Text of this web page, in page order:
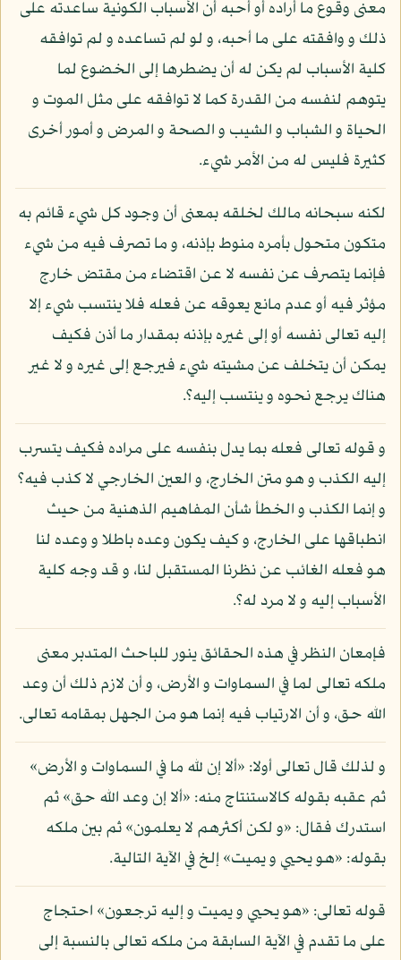
معنى وقوع ما أراده أو أحبه أن الأسباب الكونية ساعدته على
ذلك و وافقته على ما أحبه، و لو لم تساعده و لم توافقه
كلية الأسباب لم يكن له أن يضطرها إلى الخضوع لما
يتوهم لنفسه من القدرة كما لا توافقه على مثل الموت و
الحياة و الشباب و الشيب و الصحة و المرض و أمور أخرى
كثيرة فليس له من الأمر شيء.
لكنه سبحانه مالك لخلقه بمعنى أن وجود كل شيء قائم به
متكون متحول بأمره منوط بإذنه، و ما تصرف فيه من شيء
فإنما يتصرف عن نفسه لا عن اقتضاء من مقتض خارج
مؤثر فيه أو عدم مانع يعوقه عن فعله فلا ينتسب شيء إلا
إليه تعالى نفسه أو إلى غيره بإذنه بمقدار ما أذن فكيف
يمكن أن يتخلف عن مشيته شيء فيرجع إلى غيره و لا غير
هناك يرجع نحوه و ينتسب إليه؟.
و قوله تعالى فعله بما يدل بنفسه على مراده فكيف يتسرب
إليه الكذب و هو متن الخارج، و العين الخارجي لا كذب فيه؟
و إنما الكذب و الخطأ شأن المفاهيم الذهنية من حيث
انطباقها على الخارج، و كيف يكون وعده باطلا و وعده لنا
هو فعله الغائب عن نظرنا المستقبل لنا، و قد وجه كلية
الأسباب إليه و لا مرد له؟.
فإمعان النظر في هذه الحقائق ينور للباحث المتدبر معنى
ملكه تعالى لما في السماوات و الأرض، و أن لازم ذلك أن وعد
الله حق، و أن الارتياب فيه إنما هو من الجهل بمقامه تعالى.
و لذلك قال تعالى أولا: «ألا إن لله ما في السماوات و الأرض»
ثم عقبه بقوله كالاستنتاج منه: «ألا إن وعد الله حق» ثم
استدرك فقال: «و لكن أكثرهم لا يعلمون» ثم بين ملكه
بقوله: «هو يحيي و يميت» إلخ في الآية التالية.
قوله تعالى: «هو يحيي و يميت و إليه ترجعون» احتجاج
على ما تقدم في الآية السابقة من ملكه تعالى بالنسبة إلى